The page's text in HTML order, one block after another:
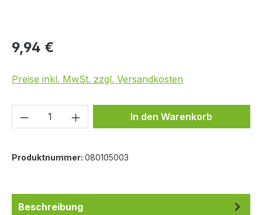
9,94 €
Preise inkl. MwSt. zzgl. Versandkosten
Produkt Anzahl: Gib den gewünschten
In den Warenkorb
Produktnummer: 080105003
Beschreibung